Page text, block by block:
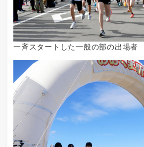
一斉スタートした一般の部の出場者